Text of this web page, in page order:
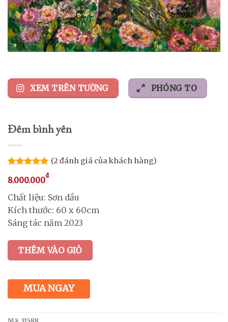
XEM TRÊN TƯỜNG PHÓNG TO
Đêm bình yên
trên 5
dựa trên
(2đánh giá của khách hàng)
8.000.000₫
Chất liệu: Sơn dầu
Kích thước: 60 x 60cm
Sáng tác năm 2023
THÊM VÀO GIỎ
MUA NGAY
Mã: 31588